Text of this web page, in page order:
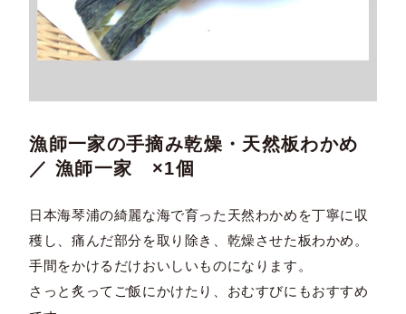
漁師一家の手摘み乾燥・天然板わかめ
／ 漁師一家 ×1個
日本海琴浦の綺麗な海で育った天然わかめを丁寧に収
穫し、痛んだ部分を取り除き、乾燥させた板わかめ。
手間をかけるだけおいしいものになります。
さっと炙ってご飯にかけたり、おむすびにもおすすめ